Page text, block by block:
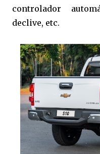
controlador
declive, etc.